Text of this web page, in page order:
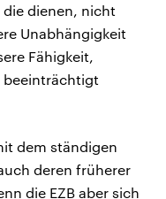
die dienen, nicht
Unabhängigkeit
Fähigkeit,
beeinträchtigt
dem ständigen
deren früherer
die EZB aber sich